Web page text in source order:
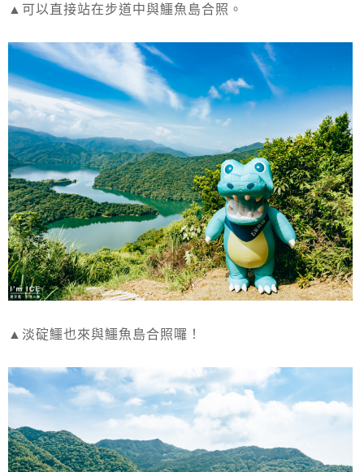
▲可以直接站在步道中與鱷魚島合照。
▲淡碇鱷也來與鱷魚島合照囉！